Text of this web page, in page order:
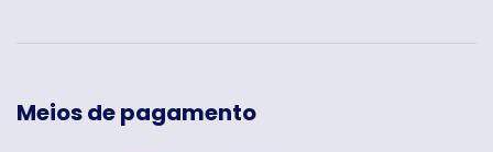
Meios de pagamento